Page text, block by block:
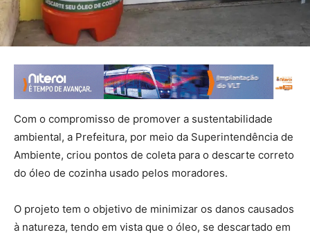
Com o compromisso de promover a sustentabilidade
ambiental, a Prefeitura, por meio da Superintendência de
Ambiente, criou pontos de coleta para o descarte correto
do óleo de cozinha usado pelos moradores.
O projeto tem o objetivo de minimizar os danos causados
à natureza, tendo em vista que o óleo, se descartado em